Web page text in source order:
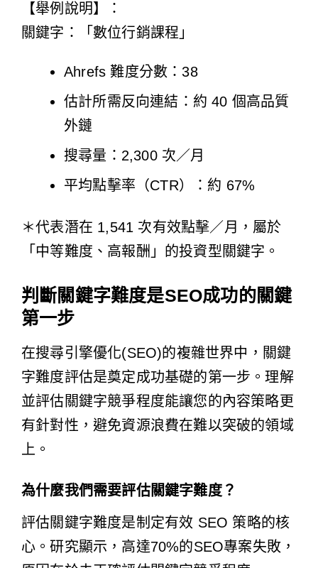
【舉例說明】：
關鍵字：「數位行銷課程」
Ahrefs 難度分數：38
估計所需反向連結：約 40 個高品質
外鏈
搜尋量：2,300 次／月
平均點擊率（CTR）：約 67%
＊代表潛在 1,541 次有效點擊／月，屬於
「中等難度、高報酬」的投資型關鍵字。
判斷關鍵字難度是SEO成功的關鍵
第一步
在搜尋引擎優化(SEO)的複雜世界中，關鍵
字難度評估是奠定成功基礎的第一步。理解
並評估關鍵字競爭程度能讓您的內容策略更
有針對性，避免資源浪費在難以突破的領域
上。
為什麼我們需要評估關鍵字難度？
評估關鍵字難度是制定有效 SEO 策略的核
心。研究顯示，高達70%的SEO專案失敗，